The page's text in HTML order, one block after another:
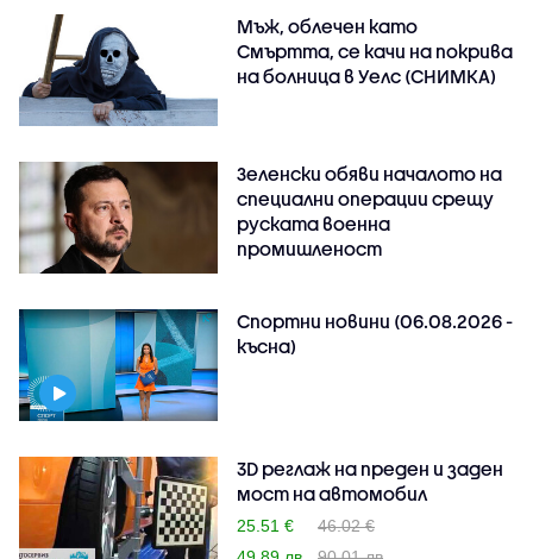
Мъж, облечен като
Смъртта, се качи на покрива
на болница в Уелс (СНИМКА)
Зеленски обяви началото на
специални операции срещу
руската военна
промишленост
Спортни новини (06.08.2026 -
късна)
3D реглаж на преден и заден
мост на автомобил
25.51 €
46.02 €